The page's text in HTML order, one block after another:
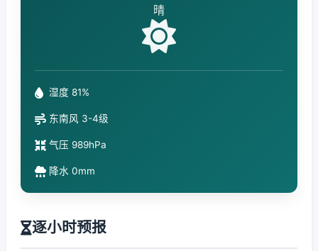
晴
湿度 81%
东南风 3-4级
气压 989hPa
降水 0mm
逐小时预报